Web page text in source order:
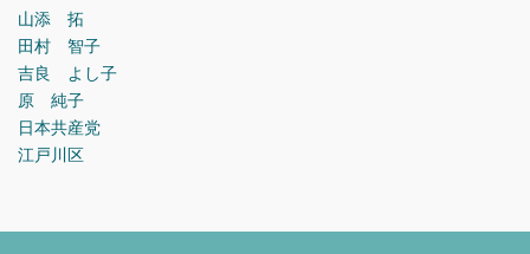
山添 拓
田村 智子
吉良 よし子
原 純子
日本共産党
江戸川区